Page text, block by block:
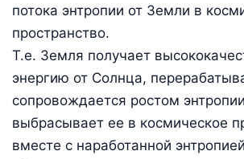
потока энтропии от Земли в
пространство.
Т.е. Земля получает
энергию от Солнца,
сопровождается ростом
выбрасывает ее в космическое
вместе с наработанной